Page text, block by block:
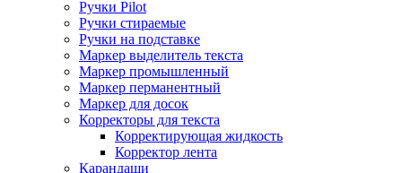
Ручки Pilot
Ручки стираемые
Ручки на подставке
Маркер выделитель текста
Маркер промышленный
Маркер перманентный
Маркер для досок
Корректоры для текста
Корректирующая жидкость
Корректор лента
Карандаши